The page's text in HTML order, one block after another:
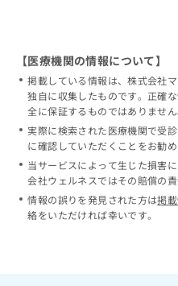
【医療機関の情報について】
掲載している情報は、株式会社
独自に収集したものです。正確
全に保証するものではありません
実際に検索された医療機関で受
に確認していただくことをお勧め
当サービスによって生じた損害
会社ウェルネスではその賠償の
情報の誤りを発見された方は掲
絡をいただければ幸いです。